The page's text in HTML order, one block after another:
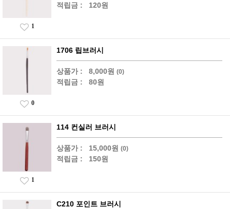
적립금 : 120원
1
1706 립브러시
상품가 : 8,000원 (0)
적립금 : 80원
0
114 컨실러 브러시
상품가 : 15,000원 (0)
적립금 : 150원
1
C210 포인트 브러시